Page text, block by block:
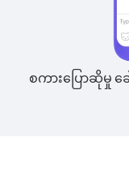
စကားပြောဆိုမှု ခေ